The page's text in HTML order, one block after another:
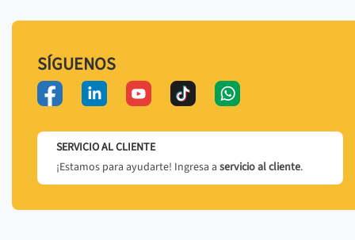
SÍGUENOS
SERVICIO AL CLIENTE
¡Estamos para ayudarte! Ingresa a servicio al cliente.